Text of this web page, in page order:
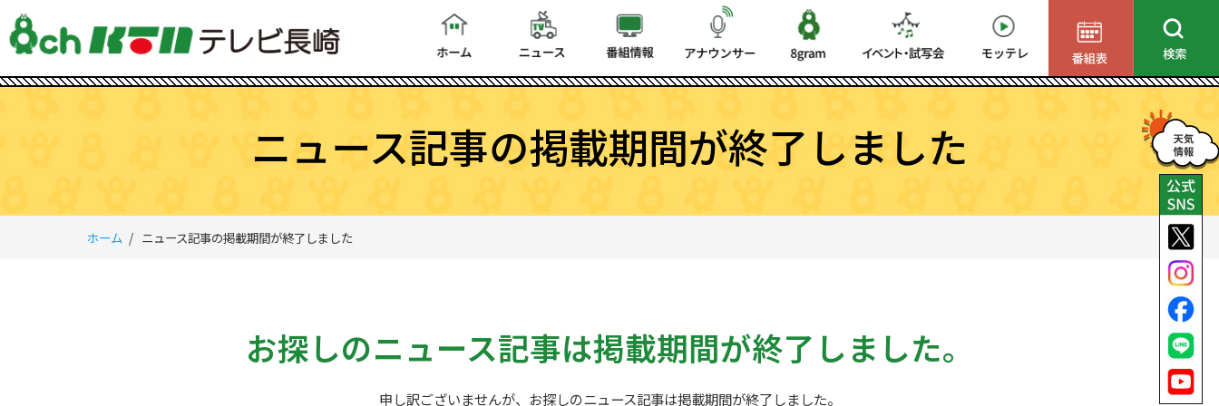
ニュース記事の掲載期間が終了しました
ホーム ニュース記事の掲載期間が終了しました
お探しのニュース記事は掲載期間が終了しました。
申し訳ございませんが、お探しのニュース記事は掲載期間が終了しました。